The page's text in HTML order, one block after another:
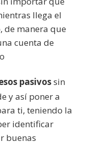
llega el
de manera que
cuenta de
pasivossin
y así poner a
ti, teniendo la
identificar
buenas